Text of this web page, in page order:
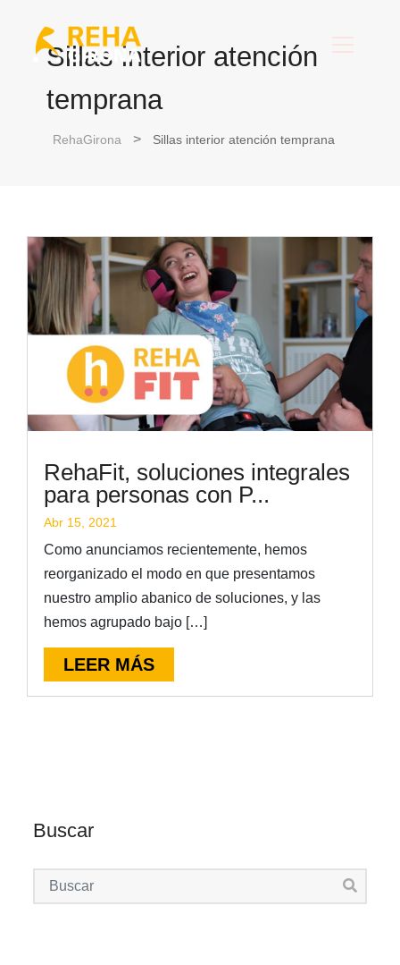
Sillas interior atención
temprana
RehaGirona Sillas interior atención temprana
RehaFit, soluciones integrales
para personas con P...
Abr 15, 2021
Como anunciamos recientemente, hemos
reorganizado el modo en que presentamos
nuestro amplio abanico de soluciones, y las
hemos agrupado bajo […]
LEER MÁS
Buscar